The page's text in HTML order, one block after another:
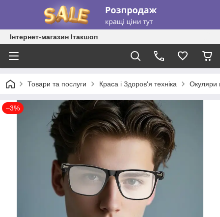
Інтернет-магазин Ітакшоп
Товари та послуги Краса і Здоров'я техніка Окуляри
–3%